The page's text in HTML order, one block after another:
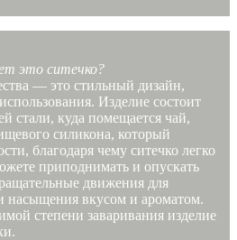
это ситечко?
— это стильный дизайн,
Изделие состоит
стали, куда помещается чай,
силикона, который
благодаря чему ситечко легко
приподнимать и опускать
движения для
насыщения вкусом и ароматом.
степени заваривания изделие